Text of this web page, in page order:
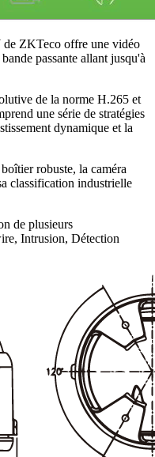
de ZKTeco offre une vidéo
passante allant jusqu'à
de la norme H.265 et
une série de stratégies
dynamique et la
robuste, la caméra
classification industrielle
de plusieurs
Intrusion, Détection